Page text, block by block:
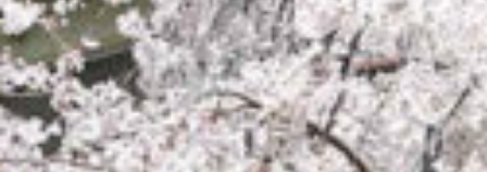
/home/sakurazuka/sakurazuka.ed.jp/public_html/wp-conten
t/themes/sakurazuka_2020/header.php